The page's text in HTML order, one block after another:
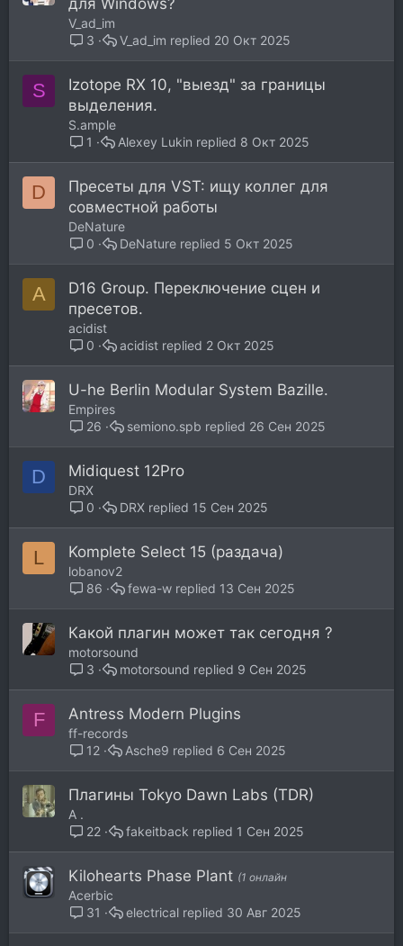
для Windows?
V_ad_im
3
20 Окт 2025
V_ad_im
S
Izotope RX 10, "выезд" за границы
выделения.
S.ample
1
8 Окт 2025
Alexey Lukin
D
Пресеты для VST: ищу коллег для
совместной работы
DeNature
0
5 Окт 2025
DeNature
A
D16 Group. Переключение сцен и
пресетов.
acidist
0
2 Окт 2025
acidist
U-he Berlin Modular System Bazille.
Empires
26
26 Сен 2025
semiono.spb
D Midiquest 12Pro
DRX
0
15 Сен 2025
DRX
L Komplete Select 15 (раздача)
lobanov2
86
13 Сен 2025
fewa-w
Какой плагин может так сегодня ?
motorsound
3
9 Сен 2025
motorsound
F Antress Modern Plugins
ff-records
12
6 Сен 2025
Asche9
Плагины Tokyo Dawn Labs (TDR)
A .
22
1 Сен 2025
fakeitback
Kilohearts Phase Plant (1 онлайн
Acerbic
31
30 Авг 2025
electrical